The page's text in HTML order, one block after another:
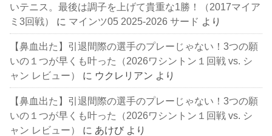
いテニス。最後は調子を上げて貴重な1勝！（2017マイア
ミ3回戦）
に マインツ05 2025-2026 サード より
【鼻血出た】引退間際の選手のプレーじゃない！3つの願
いの１つが早くも叶った（2026ワシントン１回戦 vs. シ
ャン レビュー）
に ウクレリアン より
【鼻血出た】引退間際の選手のプレーじゃない！3つの願
いの１つが早くも叶った（2026ワシントン１回戦 vs. シ
ャン レビュー）
に あけび より